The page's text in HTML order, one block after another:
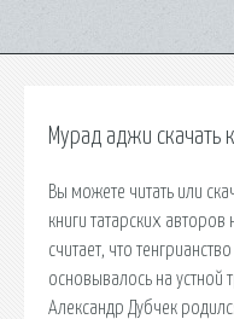
Мурад аджи скачать
Вы можете читать или
книги татарских
считает, что
основывалось на устной
Александр Дубчек